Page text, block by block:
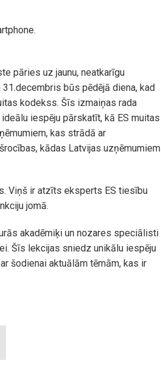
pāries uz jaunu, neatkarīgu
būs pēdējā diena, kad
kodekss. Šīs izmaiņas rada
iespēju pārskatīt, kā ES muitas
kas strādā ar
kādas Latvijas uzņēmumiem
Viņš ir atzīts eksperts ES tiesību
jomā.
akadēmiķi un nozares speciālisti
Šīs lekcijas sniedz unikālu iespēju
šodienai aktuālām tēmām, kas ir